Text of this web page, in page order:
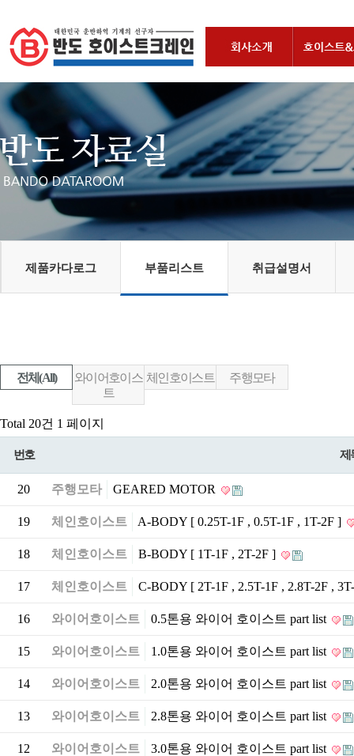
제품카다로그 부품리스트 취급설명서
전체(All)
와이어호이스
트
체인호이스트 주행모타
Total 20건 1 페이지
번호 제
20 주행모타 GEARED MOTOR
19 체인호이스트 A-BODY [ 0.25T-1F , 0.5T-1F , 1T-2F ]
18 체인호이스트 B-BODY [ 1T-1F , 2T-2F ]
17 체인호이스트 C-BODY [ 2T-1F , 2.5T-1F , 2.8T-2F ,
16 와이어호이스트 0.5톤용 와이어 호이스트 part list
15 와이어호이스트 1.0톤용 와이어 호이스트 part list
14 와이어호이스트 2.0톤용 와이어 호이스트 part list
13 와이어호이스트 2.8톤용 와이어 호이스트 part list
12 와이어호이스트 3.0톤용 와이어 호이스트 part list